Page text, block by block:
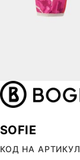
SOFIE
КОД НА